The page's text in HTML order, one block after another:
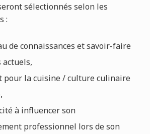
sélectionnés selon les
:
de connaissances et savoir-faire
pour la cuisine / culture culinaire
à influencer son
professionnel lors de son